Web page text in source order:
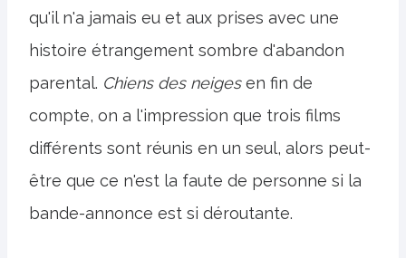
qu'il n'a jamais eu et aux prises avec une
histoire étrangement sombre d'abandon
parental. Chiens des neigesen fin de
compte, on a l'impression que trois films
différents sont réunis en un seul, alors peut-
être que ce n'est la faute de personne si la
bande-annonce est si déroutante.